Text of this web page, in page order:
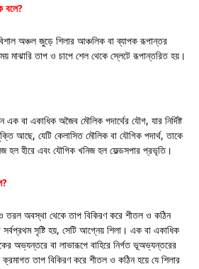
বলে?
অঞ্চল জুড়ে শিলার আঞ্চলিক বা ব্যাপক রূপান্তর
মাঝারি তাপ ও চাপে শেল থেকে স্লেটে রূপান্তরিত হয়।
বা একাধিক অজৈব মৌলিক পদার্থের যৌগ, যার নির্দিষ্ট
আছে, যেটি কেলাসিত মৌলিক বা যৌগিক পদার্থ, তাকে
হল হীরে এবং যৌগিক খনিজ হল ফেল্ডসপার প্রভৃতি।
তরল অবস্থা থেকে তাপ বিকিরণ করে শীতল ও কঠিন
সৃষ্টি হয়, সেটি আগ্নেয় শিলা। এক বা একাধিক
অভ্যন্তরে বা লাভারূপে বাহিরে নির্গত ভূঅভ্যন্তরের
তাপ বিকিরণ করে শীতল ও কঠিন হয়ে যে শিলার